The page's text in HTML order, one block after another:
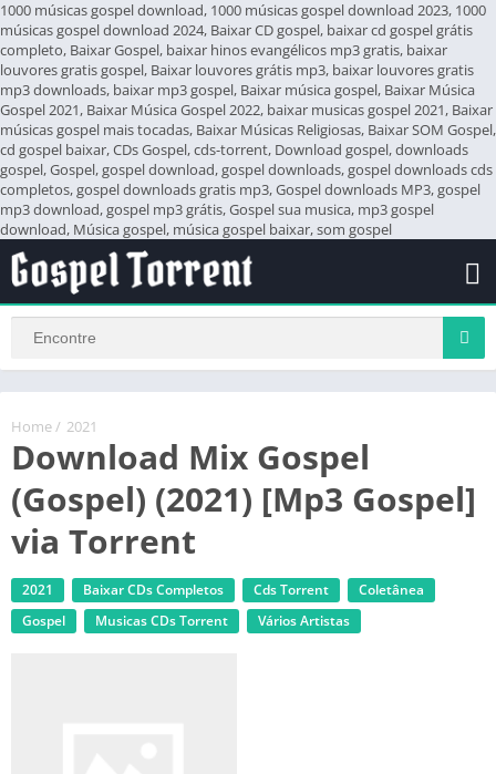
1000 músicas gospel download, 1000 músicas gospel download 2023, 1000
músicas gospel download 2024, Baixar CD gospel, baixar cd gospel grátis
completo, Baixar Gospel, baixar hinos evangélicos mp3 gratis, baixar
louvores gratis gospel, Baixar louvores grátis mp3, baixar louvores gratis
mp3 downloads, baixar mp3 gospel, Baixar música gospel, Baixar Música
Gospel 2021, Baixar Música Gospel 2022, baixar musicas gospel 2021, Baixar
músicas gospel mais tocadas, Baixar Músicas Religiosas, Baixar SOM Gospel,
cd gospel baixar, CDs Gospel, cds-torrent, Download gospel, downloads
gospel, Gospel, gospel download, gospel downloads, gospel downloads cds
completos, gospel downloads gratis mp3, Gospel downloads MP3, gospel
mp3 download, gospel mp3 grátis, Gospel sua musica, mp3 gospel
download, Música gospel, música gospel baixar, som gospel
Home / 2021
Download Mix Gospel
(Gospel) (2021) [Mp3 Gospel]
via Torrent
2021 Baixar CDs Completos Cds Torrent
Coletânea
Gospel
‎Musicas CDs Torrent Vários Artistas